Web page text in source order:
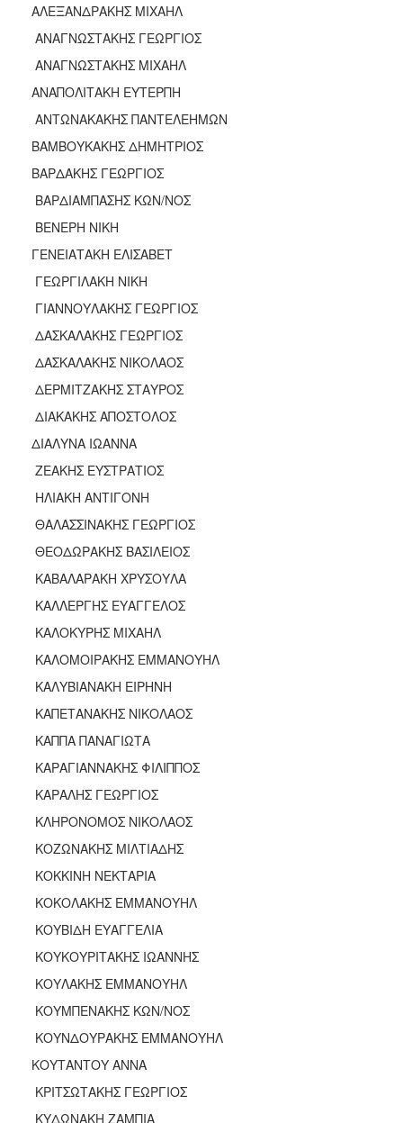
ΑΛΕΞΑΝΔΡΑΚΗΣ ΜΙΧΑΗΛ
ΑΝΑΓΝΩΣΤΑΚΗΣ ΓΕΩΡΓΙΟΣ
ΑΝΑΓΝΩΣΤΑΚΗΣ ΜΙΧΑΗΛ
ΑΝΑΠΟΛΙΤΑΚΗ ΕΥΤΕΡΠΗ
ΑΝΤΩΝΑΚΑΚΗΣ ΠΑΝΤΕΛΕΗΜΩΝ
ΒΑΜΒΟΥΚΑΚΗΣ ΔΗΜΗΤΡΙΟΣ
ΒΑΡΔΑΚΗΣ ΓΕΩΡΓΙΟΣ
ΒΑΡΔΙΑΜΠΑΣΗΣ ΚΩΝ/ΝΟΣ
ΒΕΝΕΡΗ ΝΙΚΗ
ΓΕΝΕΙΑΤΑΚΗ ΕΛΙΣΑΒΕΤ
ΓΕΩΡΓΙΛΑΚΗ ΝΙΚΗ
ΓΙΑΝΝΟΥΛΑΚΗΣ ΓΕΩΡΓΙΟΣ
ΔΑΣΚΑΛΑΚΗΣ ΓΕΩΡΓΙΟΣ
ΔΑΣΚΑΛΑΚΗΣ ΝΙΚΟΛΑΟΣ
ΔΕΡΜΙΤΖΑΚΗΣ ΣΤΑΥΡΟΣ
ΔΙΑΚΑΚΗΣ ΑΠΟΣΤΟΛΟΣ
ΔΙΑΛΥΝΑ ΙΩΑΝΝΑ
ΖΕΑΚΗΣ ΕΥΣΤΡΑΤΙΟΣ
ΗΛΙΑΚΗ ΑΝΤΙΓΟΝΗ
ΘΑΛΑΣΣΙΝΑΚΗΣ ΓΕΩΡΓΙΟΣ
ΘΕΟΔΩΡΑΚΗΣ ΒΑΣΙΛΕΙΟΣ
ΚΑΒΑΛΑΡΑΚΗ ΧΡΥΣΟΥΛΑ
ΚΑΛΛΕΡΓΗΣ ΕΥΑΓΓΕΛΟΣ
ΚΑΛΟΚΥΡΗΣ ΜΙΧΑΗΛ
ΚΑΛΟΜΟΙΡΑΚΗΣ ΕΜΜΑΝΟΥΗΛ
ΚΑΛΥΒΙΑΝΑΚΗ ΕΙΡΗΝΗ
ΚΑΠΕΤΑΝΑΚΗΣ ΝΙΚΟΛΑΟΣ
ΚΑΠΠΑ ΠΑΝΑΓΙΩΤΑ
ΚΑΡΑΓΙΑΝΝΑΚΗΣ ΦΙΛΙΠΠΟΣ
ΚΑΡΑΛΗΣ ΓΕΩΡΓΙΟΣ
ΚΛΗΡΟΝΟΜΟΣ ΝΙΚΟΛΑΟΣ
ΚΟΖΩΝΑΚΗΣ ΜΙΛΤΙΑΔΗΣ
ΚΟΚΚΙΝΗ ΝΕΚΤΑΡΙΑ
ΚΟΚΟΛΑΚΗΣ ΕΜΜΑΝΟΥΗΛ
ΚΟΥΒΙΔΗ ΕΥΑΓΓΕΛΙΑ
ΚΟΥΚΟΥΡΙΤΑΚΗΣ ΙΩΑΝΝΗΣ
ΚΟΥΛΑΚΗΣ ΕΜΜΑΝΟΥΗΛ
ΚΟΥΜΠΕΝΑΚΗΣ ΚΩΝ/ΝΟΣ
ΚΟΥΝΔΟΥΡΑΚΗΣ ΕΜΜΑΝΟΥΗΛ
ΚΟΥΤΑΝΤΟΥ ΑΝΝΑ
ΚΡΙΤΣΩΤΑΚΗΣ ΓΕΩΡΓΙΟΣ
ΚΥΔΩΝΑΚΗ ΖΑΜΠΙΑ